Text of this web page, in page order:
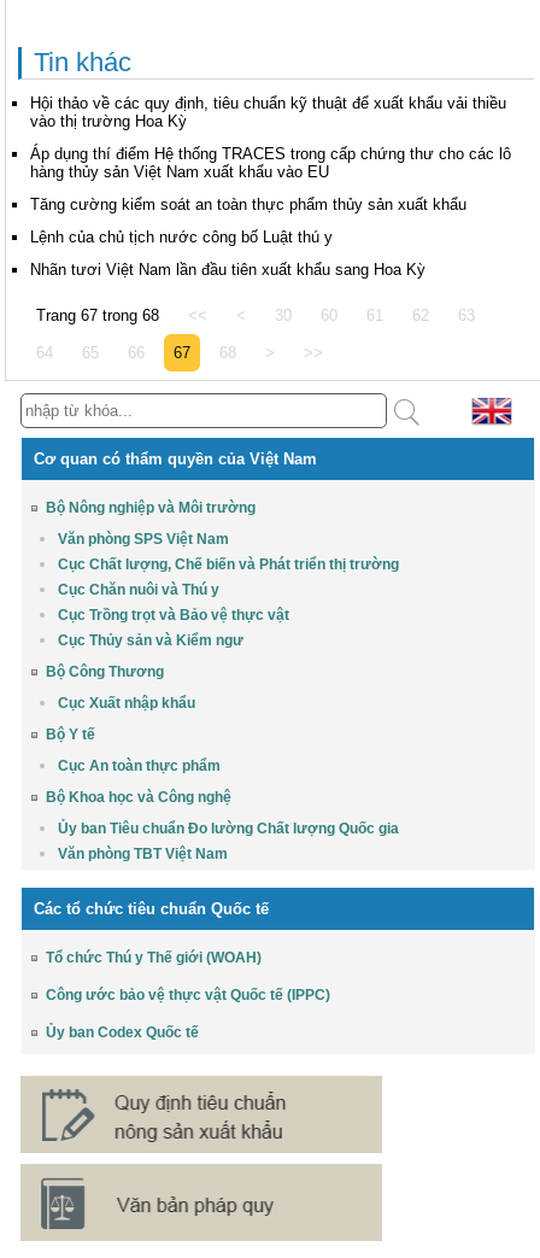
Tin khác
Hội thảo về các quy định, tiêu chuẩn kỹ thuật để xuất khẩu vải thiều
vào thị trường Hoa Kỳ
Áp dụng thí điểm Hệ thống TRACES trong cấp chứng thư cho các lô
hàng thủy sản Việt Nam xuất khẩu vào EU
Tăng cường kiểm soát an toàn thực phẩm thủy sản xuất khẩu
Lệnh của chủ tịch nước công bố Luật thú y
Nhãn tươi Việt Nam lần đầu tiên xuất khẩu sang Hoa Kỳ
Trang 67 trong 68 << < 30 60 61 62 63
64 65 66 67 68 > >>
Cơ quan có thẩm quyền của Việt Nam
Bộ Nông nghiệp và Môi trường
Văn phòng SPS Việt Nam
Cục Chất lượng, Chế biến và Phát triển thị trường
Cục Chăn nuôi và Thú y
Cục Trồng trọt và Bảo vệ thực vật
Cục Thủy sản và Kiểm ngư
Bộ Công Thương
Cục Xuất nhập khẩu
Bộ Y tế
Cục An toàn thực phẩm
Bộ Khoa học và Công nghệ
Ủy ban Tiêu chuẩn Đo lường Chất lượng Quốc gia
Văn phòng TBT Việt Nam
Các tổ chức tiêu chuẩn Quốc tế
Tổ chức Thú y Thế giới (WOAH)
Công ước bảo vệ thực vật Quốc tế (IPPC)
Ủy ban Codex Quốc tế